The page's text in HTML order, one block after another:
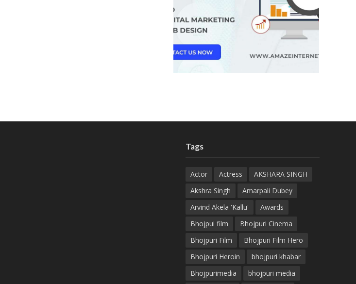
Tags
Actor Actress
AKSHARA SINGH
Akshra Singh
Amarpali Dubey
Arvind Akela 'Kallu'
Awards
Bhojpui film
Bhojpuri Cinema
Bhojpuri Film
Bhojpuri Film Hero
Bhojpuri Heroin
bhojpuri khabar
Bhojpurimedia
bhojpuri media